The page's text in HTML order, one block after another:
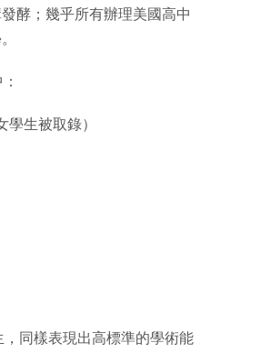
酵；幾乎所有辦理美國高中
學生被取錄）
同樣表現出高標準的學術能